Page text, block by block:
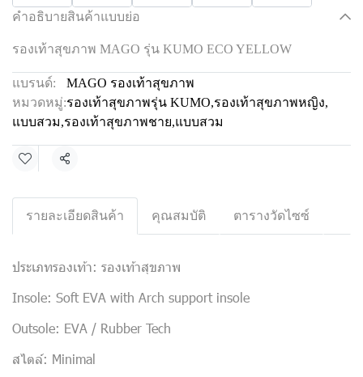
คำอธิบายสินค้าแบบย่อ
รองเท้าสุขภาพ MAGO รุ่น KUMO ECO YELLOW
แบรนด์:
MAGO รองเท้าสุขภาพ
หมวดหมู่:รองเท้าสุขภาพรุ่น KUMO,รองเท้าสุขภาพหญิง,
แบบสวม,รองเท้าสุขภาพชาย,แบบสวม
แชร์
รายละเอียดสินค้า คุณสมบัติ ตารางวัดไซซ์
ประเภทรองเท้า: รองเท้าสุขภาพ
Insole: Soft EVA with Arch support insole
Outsole: EVA / Rubber Tech
สไตล์: Minimal